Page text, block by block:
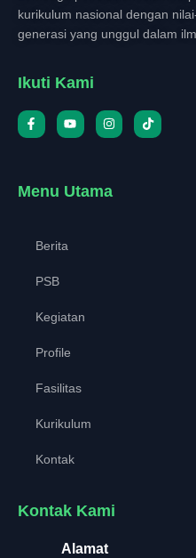
kurikulum nasional dengan
generasi yang unggul dalam
Ikuti Kami
Menu Utama
Berita
PSB
Kegiatan
Profile
Fasilitas
Kurikulum
Kontak
Kontak Kami
Alamat